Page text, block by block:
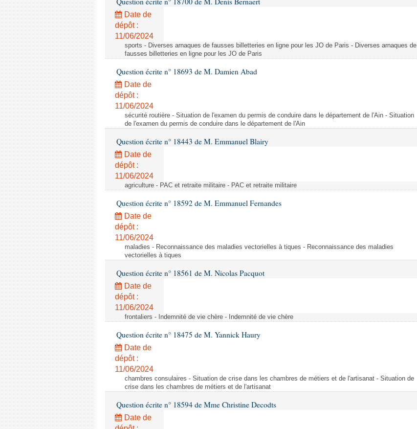
Date de
dépôt :
11/06/2024
sports - Diverses arnaques de fausses billetteries en ligne pour les JO de Paris - Diverses arnaques de
fausses billetteries en ligne pour les JO de Paris
Question écrite n° 18693 de M. Damien Abad
Date de
dépôt :
11/06/2024
sécurité routière - Situation de l'examen du permis de conduire dans le département de l'Ain - Situation
de l'examen du permis de conduire dans le département de l'Ain
Question écrite n° 18443 de M. Emmanuel Blairy
Date de
dépôt :
11/06/2024
agriculture - PAC et retraite militaire - PAC et retraite militaire
Question écrite n° 18592 de M. Emmanuel Fernandes
Date de
dépôt :
11/06/2024
maladies - Reconnaissance des maladies vectorielles à tiques - Reconnaissance des maladies
vectorielles à tiques
Question écrite n° 18561 de M. Nicolas Pacquot
Date de
dépôt :
11/06/2024
frontaliers - Indemnité de vie chère - Indemnité de vie chère
Question écrite n° 18475 de M. Yannick Haury
Date de
dépôt :
11/06/2024
chambres consulaires - Situation de crise dans les chambres de métiers et de l'artisanat - Situation de
crise dans les chambres de métiers et de l'artisanat
Question écrite n° 18594 de Mme Christine Decodts
Date de